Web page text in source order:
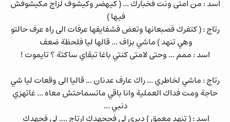
اسد : من امتى ونت فخبارك ... ( كيهضر وكيشوف لزاج مكيشوفش
فيها )
رتاج : ( كتفرك فصبعانها وتعض فشفايفها عرفات الى راه عرف حالتو
وهي تنهد ) ماشي بزاف ... قالها ليا فلحظة ضعف
اسد : ممم ... وحتى لامتى كنتي باغا تبقاي ساكتة ؟ تايموت !
رتاج : ماشي لخاطري ... راك عارف عدنان ... قاليا الى وقعات ليا شي
حاجة ومت فداك العملية وانا باقي ماتسماحتش معاه ... غاتهزي
دنبي ...
اسد : ( تنهد معمق ) ديري لي فججهدك ارتاج .... لي فجهدك